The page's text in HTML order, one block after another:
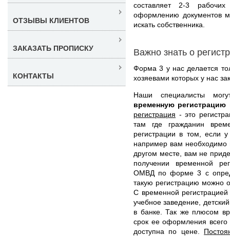
составляет 2-3
оформлению документов
искать собственника.
Важно знать о
Форма 3 у нас делается
хозяевами которых у нас
Наши специалисты
временную
регистрация - это
там где гражданин
регистрации в том, если
например вам необходимо
другом месте, вам не
получении временной
ОМВД по форме 3 с
такую регистрацию можно
С временной
учебное заведение,
в банке. Так же плюсом
срок ее оформления
доступна по цене.
ОТЗЫВЫ КЛИЕНТОВ
ЗАКАЗАТЬ ПРОПИСКУ
КОНТАКТЫ